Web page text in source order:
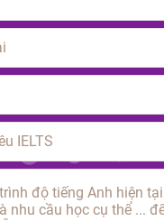
field empty.